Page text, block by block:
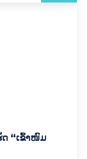
ດ “ເຂົ້າໜົມ